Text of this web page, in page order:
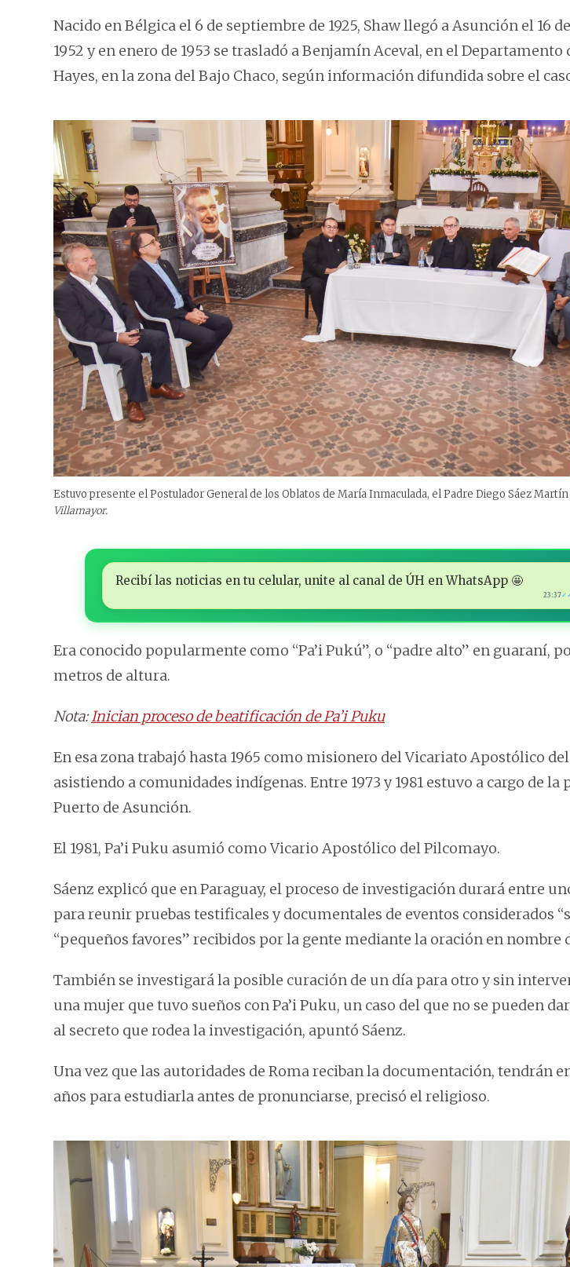
Nacido en Bélgica el 6 de septiembre de 1925, Shaw llegó a Asunción el 16
1952 y en enero de 1953 se trasladó a Benjamín Aceval, en el Departamento
Hayes, en la zona del Bajo Chaco, según información difundida sobre el
Estuvo presente el Postulador General de los Oblatos de María Inmaculada, el Padre Diego Sáez Martín
Villamayor.
Recibí las noticias en tu celular, unite al canal de ÚH en WhatsApp 🤩
23:37
Era conocido popularmente como “Pa’i Pukú”, o “padre alto” en guaraní,
metros de altura.
Nota:Inician proceso de beatificación de Pa’i Puku
En esa zona trabajó hasta 1965 como misionero del Vicariato Apostólico
asistiendo a comunidades indígenas. Entre 1973 y 1981 estuvo a cargo de la
Puerto de Asunción.
El 1981, Pa’i Puku asumió como Vicario Apostólico del Pilcomayo.
Sáenz explicó que en Paraguay, el proceso de investigación durará entre
para reunir pruebas testificales y documentales de eventos considerados
“pequeños favores” recibidos por la gente mediante la oración en nombre
También se investigará la posible curación de un día para otro y sin
una mujer que tuvo sueños con Pa’i Puku, un caso del que no se pueden
al secreto que rodea la investigación, apuntó Sáenz.
Una vez que las autoridades de Roma reciban la documentación, tendrán
años para estudiarla antes de pronunciarse, precisó el religioso.